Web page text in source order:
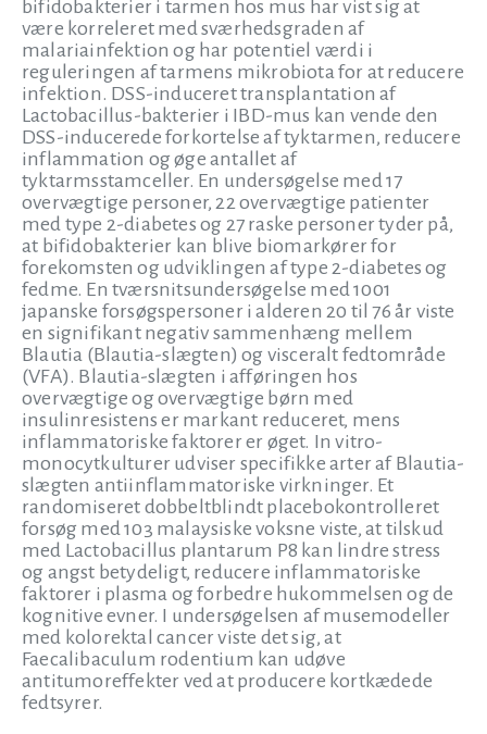
bifidobakterier i tarmen hos mus har vist sig at
være korreleret med sværhedsgraden af
malariainfektion og har potentiel værdi i
reguleringen af tarmens mikrobiota for at reducere
infektion. DSS-induceret transplantation af
Lactobacillus-bakterier i IBD-mus kan vende den
DSS-inducerede forkortelse af tyktarmen, reducere
inflammation og øge antallet af
tyktarmsstamceller. En undersøgelse med 17
overvægtige personer, 22 overvægtige patienter
med type 2-diabetes og 27 raske personer tyder på,
at bifidobakterier kan blive biomarkører for
forekomsten og udviklingen af type 2-diabetes og
fedme. En tværsnitsundersøgelse med 1001
japanske forsøgspersoner i alderen 20 til 76 år viste
en signifikant negativ sammenhæng mellem
Blautia (Blautia-slægten) og visceralt fedtområde
(VFA). Blautia-slægten i afføringen hos
overvægtige og overvægtige børn med
insulinresistens er markant reduceret, mens
inflammatoriske faktorer er øget. In vitro-
monocytkulturer udviser specifikke arter af Blautia-
slægten antiinflammatoriske virkninger. Et
randomiseret dobbeltblindt placebokontrolleret
forsøg med 103 malaysiske voksne viste, at tilskud
med Lactobacillus plantarum P8 kan lindre stress
og angst betydeligt, reducere inflammatoriske
faktorer i plasma og forbedre hukommelsen og de
kognitive evner. I undersøgelsen af musemodeller
med kolorektal cancer viste det sig, at
Faecalibaculum rodentium kan udøve
antitumoreffekter ved at producere kortkædede
fedtsyrer.